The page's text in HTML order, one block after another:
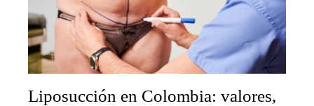
Liposucción en Colombia: valores,